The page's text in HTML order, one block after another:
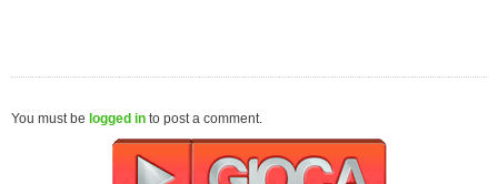
You must be logged in to post a comment.